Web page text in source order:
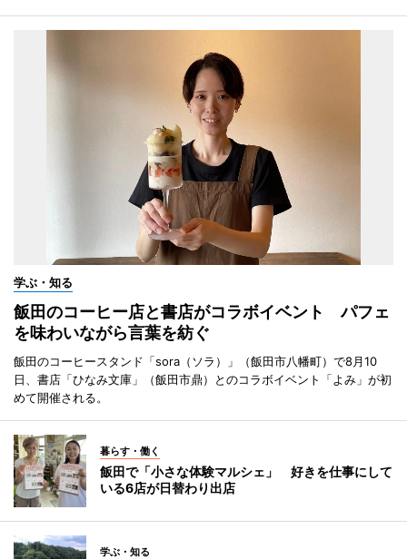
学ぶ・知る
飯田のコーヒー店と書店がコラボイベント パフェ
を味わいながら言葉を紡ぐ
飯田のコーヒースタンド「sora（ソラ）」（飯田市八幡町）で8月10
日、書店「ひなみ文庫」（飯田市鼎）とのコラボイベント「よみ」が初
めて開催される。
暮らす・働く
飯田で「小さな体験マルシェ」 好きを仕事にして
いる6店が日替わり出店
学ぶ・知る